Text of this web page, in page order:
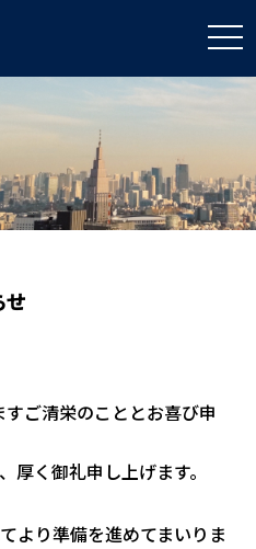
t
o
g
i
g
a
t
せ
ご清栄のこととお喜び申
厚く御礼申し上げます。
より準備を進めてまいりま